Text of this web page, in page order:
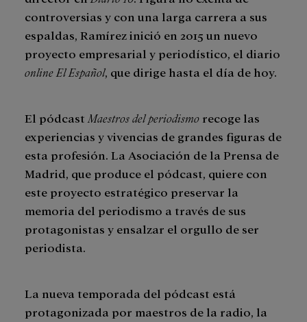
controversias y con una larga carrera a sus
espaldas, Ramírez inició en 2015 un nuevo
proyecto empresarial y periodístico, el diario
online El Español, que dirige hasta el día de hoy.
El pódcast Maestros del periodismo recoge las
experiencias y vivencias de grandes figuras de
esta profesión. La Asociación de la Prensa de
Madrid, que produce el pódcast, quiere con
este proyecto estratégico preservar la
memoria del periodismo a través de sus
protagonistas y ensalzar el orgullo de ser
periodista.
La nueva temporada del pódcast está
protagonizada por maestros de la radio, la